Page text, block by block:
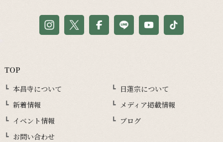
TOP
本昌寺について
日蓮宗について
新着情報
メディア掲載情報
イベント情報
ブログ
お問い合わせ